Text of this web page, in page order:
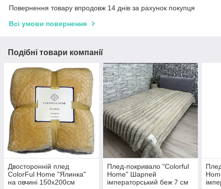
Повернення товару впродовж 14 днів за рахунок покупця
Всі умови повернення
Подібні товари компанії
Двосторонній плед
ColorFul Home "Ялинка"
на овчині 150х200см
Плед-покривало "Colorful
Home" Шарпей
імператорський беж 7 см